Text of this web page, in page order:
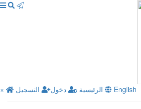
× الرئيسية دخول التسجيل English